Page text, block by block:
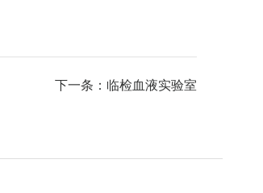
下一条：临检血液实验室